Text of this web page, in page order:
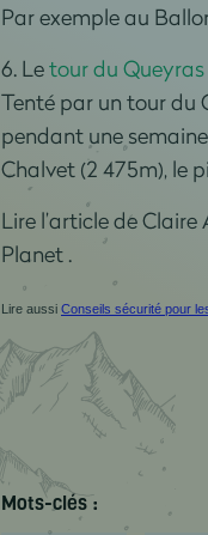
Par exemple au
6. Letour du Queyras
Tenté par un tour du
pendant une
Chalvet (2 475m), le
Lire l’article de Claire
Planet .
Lireaussi Conseils sécurité pour
Mots-clés :